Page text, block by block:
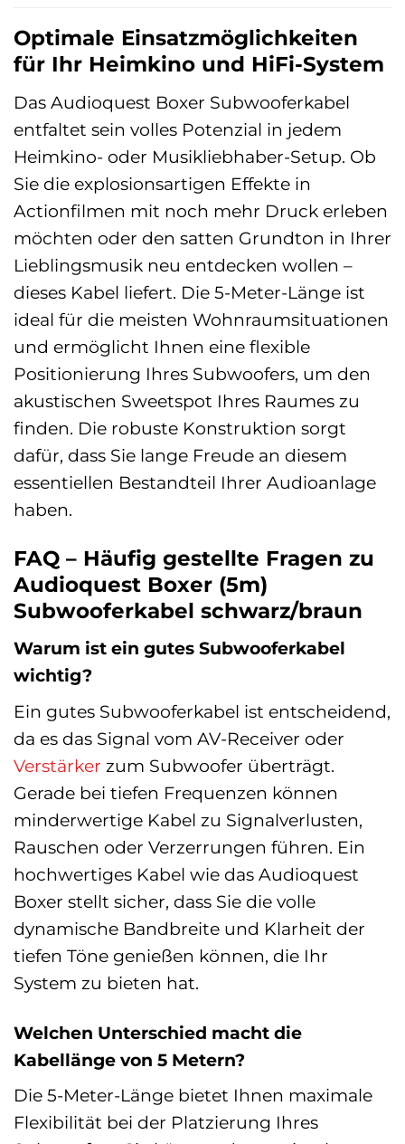
Optimale Einsatzmöglichkeiten
für Ihr Heimkino und HiFi-System
Das Audioquest Boxer Subwooferkabel
entfaltet sein volles Potenzial in jedem
Heimkino- oder Musikliebhaber-Setup. Ob
Sie die explosionsartigen Effekte in
Actionfilmen mit noch mehr Druck erleben
möchten oder den satten Grundton in Ihrer
Lieblingsmusik neu entdecken wollen –
dieses Kabel liefert. Die 5-Meter-Länge ist
ideal für die meisten Wohnraumsituationen
und ermöglicht Ihnen eine flexible
Positionierung Ihres Subwoofers, um den
akustischen Sweetspot Ihres Raumes zu
finden. Die robuste Konstruktion sorgt
dafür, dass Sie lange Freude an diesem
essentiellen Bestandteil Ihrer Audioanlage
haben.
FAQ – Häufig gestellte Fragen zu
Audioquest Boxer (5m)
Subwooferkabel schwarz/braun
Warum ist ein gutes Subwooferkabel
wichtig?
Ein gutes Subwooferkabel ist entscheidend,
da es das Signal vom AV-Receiver oder
Verstärker zum Subwoofer überträgt.
Gerade bei tiefen Frequenzen können
minderwertige Kabel zu Signalverlusten,
Rauschen oder Verzerrungen führen. Ein
hochwertiges Kabel wie das Audioquest
Boxer stellt sicher, dass Sie die volle
dynamische Bandbreite und Klarheit der
tiefen Töne genießen können, die Ihr
System zu bieten hat.
Welchen Unterschied macht die
Kabellänge von 5 Metern?
Die 5-Meter-Länge bietet Ihnen maximale
Flexibilität bei der Platzierung Ihres